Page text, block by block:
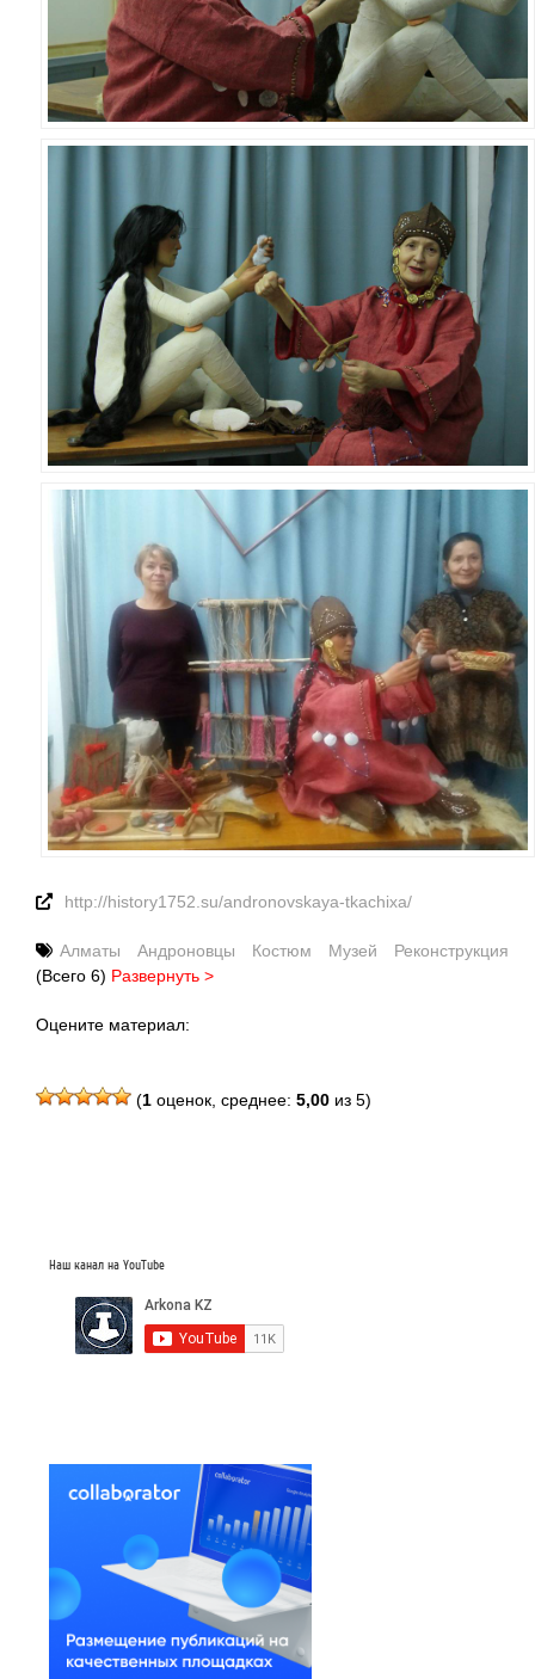
http://history1752.su/andronovskaya-tkachixa/ ‎
Алматы Андроновцы Костюм Музей
Реконструкция
(Всего 6) Развернуть >
Оцените материал:
(1 оценок, среднее: 5,00 из 5)
Наш канал на YouTube